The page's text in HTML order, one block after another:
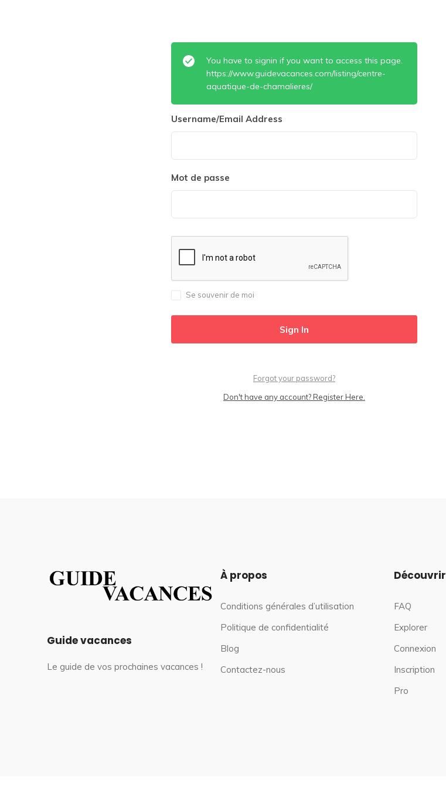
You have to signin if you want to access this page.
https://www.guidevacances.com/listing/centre-
aquatique-de-chamalieres/
Username/Email Address
Mot de passe
Se souvenir de moi
Forgot your password?
Don't have any account? Register Here.
Guide vacances
Le guide de vos prochaines vacances !
À propos
Conditions générales d’utilisation
Politique de confidentialité
Blog
Contactez-nous
Découvrir
FAQ
Explorer
Connexion
Inscription
Pro